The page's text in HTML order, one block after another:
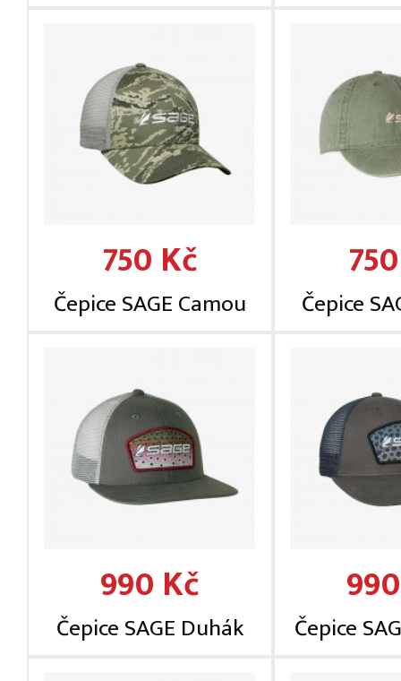
750 Kč
Čepice SAGE Camou Čepice
990 Kč
Čepice SAGE Duhák Čepice